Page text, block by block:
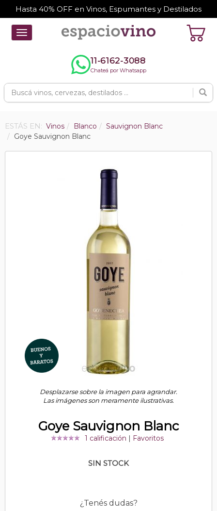
Hasta 40% OFF en Vinos, Espumantes y Destilados
Toggle
navigation
11-6162-3088
Chateá por Whatsapp
ESTÁS EN: Vinos Blanco
Sauvignon Blanc
Goye Sauvignon Blanc
Desplazarse sobre la imagen para agrandar.
Las imágenes son meramente ilustrativas.
Goye Sauvignon Blanc
1 calificación Favoritos
SIN STOCK
¿Tenés dudas?